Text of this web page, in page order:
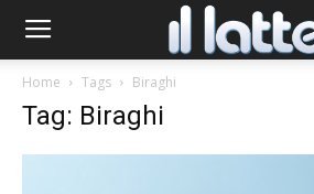
Home Tags Biraghi
Tag: Biraghi